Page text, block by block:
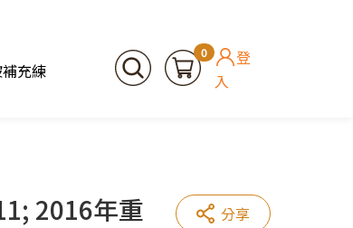
充練
0
登
入
2016年重
分享